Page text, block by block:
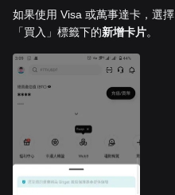
如果使用 Visa 或萬事達卡，選擇
「買入」標籤下的新增卡片。